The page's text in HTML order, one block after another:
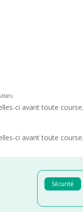
ci avant toute course.
ci avant toute course.
Sécurité